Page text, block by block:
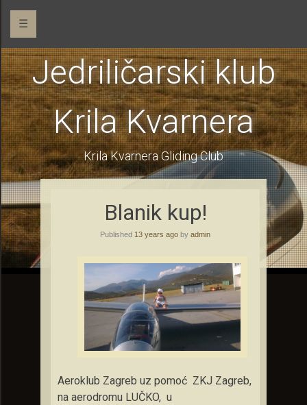
☰
Jedriličarski klub
Krila Kvarnera
Krila Kvarnera Gliding Club
Blanik kup!
Published 13 years ago by admin
Aeroklub Zagreb uz pomoć ZKJ Zagreb,
na aerodromu LUČKO, u